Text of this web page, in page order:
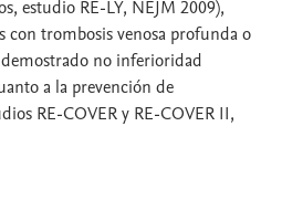
estudio RE-LY, NEJM 2009),
con trombosis venosa profunda o
no inferioridad
a la prevención de
RE-COVER y RE-COVER II,